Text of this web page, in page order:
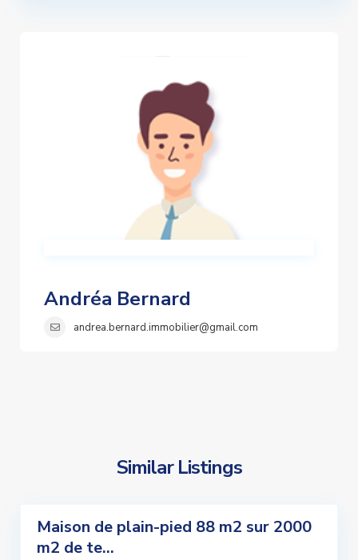
Andréa Bernard
andrea.bernard.immobilier@gmail.com
Similar Listings
Maison de plain-pied 88 m2 sur 2000
m2 de te...